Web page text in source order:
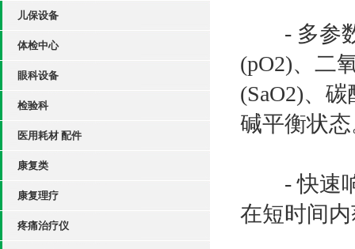
儿保设备
体检中心
眼科设备
检验科
医用耗材 配件
康复类
康复理疗
疼痛治疗仪
- 多参数
(pO2)、二
(SaO2)、
碱平衡状
- 快速响
在短时间